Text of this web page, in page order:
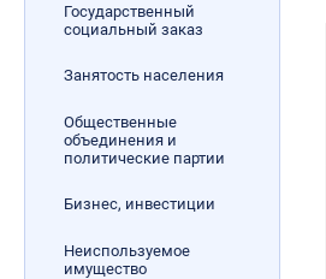
Государственный
социальный заказ
Занятость населения
Общественные
объединения и
политические партии
Бизнес, инвестиции
Неиспользуемое
имущество